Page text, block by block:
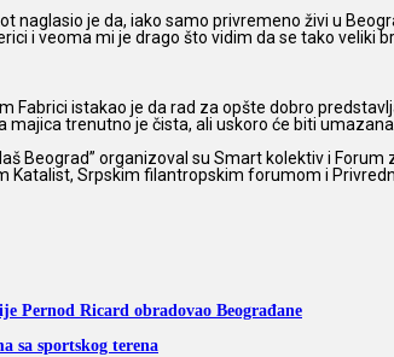
naglasio je da, iako samo privremeno živi u
i veoma mi je drago što vidim da se tako veliki
Fabrici istakao je da rad za opšte dobro
trenutno je čista, ali uskoro će biti
Beograd” organizoval su Smart kolektiv i
Katalist, Srpskim filantropskim forumom i
Pernod Ricard obradovao Beograđane
sa sportskog terena